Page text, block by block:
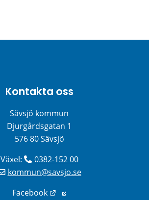
Kontakta oss
Sävsjö kommun
Djurgårdsgatan 1
576 80 Sävsjö
Växel:
0382-152 00
kommun@savsjo.se
Facebook
Länk till annan